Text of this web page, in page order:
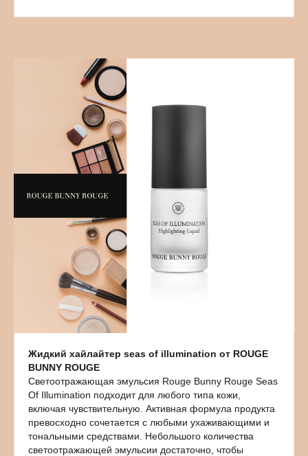
Жидкий хайлайтер seas of illumination от ROUGE
BUNNY ROUGE
Светоотражающая эмульсия Rouge Bunny Rouge Seas
Of Illumination подходит для любого типа кожи,
включая чувствительную. Активная формула продукта
превосходно сочетается с любыми ухаживающими и
тональными средствами. Небольшого количества
светоотражающей эмульсии достаточно, чтобы